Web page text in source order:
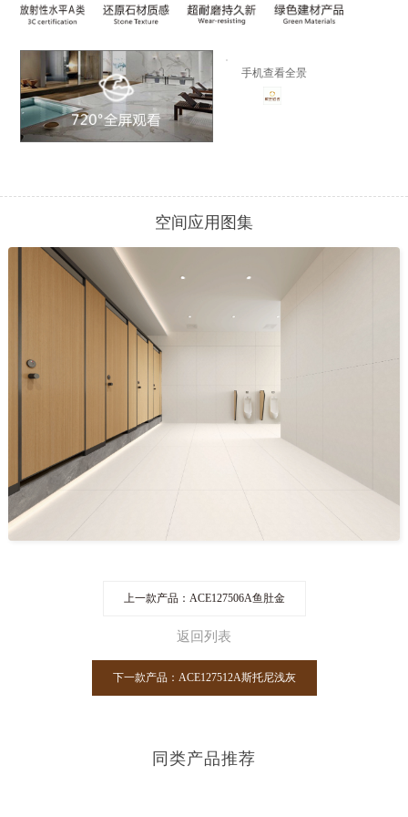
手机查看全景
空间应用图集
上一款产品：ACE127506A鱼肚金
返回列表
下一款产品：ACE127512A斯托尼浅灰
同类产品推荐